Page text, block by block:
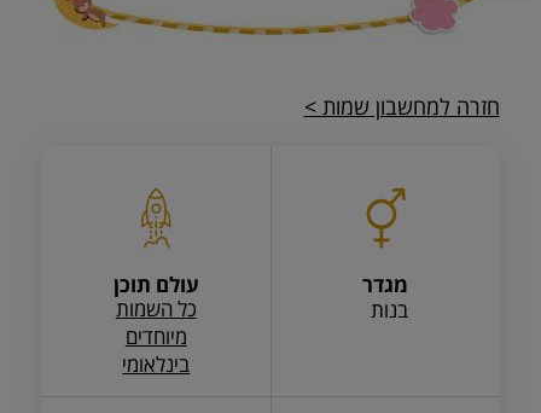
חזרה למחשבון שמות >
מגדר
בנות
עולם תוכן
כל השמות
מיוחדים
בינלאומי